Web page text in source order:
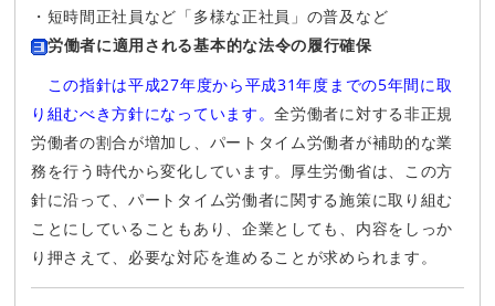
・短時間正社員など「多様な正社員」の普及など
労働者に適用される基本的な法令の履行確保
この指針は平成27年度から平成31年度までの5年間に取
り組むべき方針になっています。全労働者に対する非正規
労働者の割合が増加し、パートタイム労働者が補助的な業
務を行う時代から変化しています。厚生労働省は、この方
針に沿って、パートタイム労働者に関する施策に取り組む
ことにしていることもあり、企業としても、内容をしっか
り押さえて、必要な対応を進めることが求められます。